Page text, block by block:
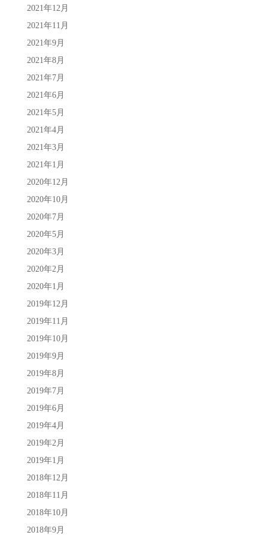
2021年12月
2021年11月
2021年9月
2021年8月
2021年7月
2021年6月
2021年5月
2021年4月
2021年3月
2021年1月
2020年12月
2020年10月
2020年7月
2020年5月
2020年3月
2020年2月
2020年1月
2019年12月
2019年11月
2019年10月
2019年9月
2019年8月
2019年7月
2019年6月
2019年4月
2019年2月
2019年1月
2018年12月
2018年11月
2018年10月
2018年9月